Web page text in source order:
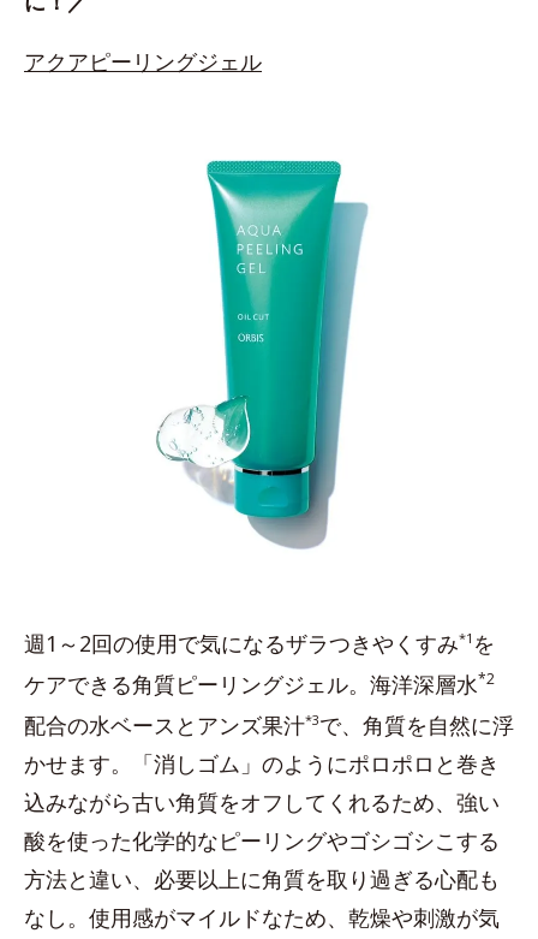
アクアピーリングジェル
週1～2回の使用で気になるザラつきやくすみ*1 を
ケアできる角質ピーリングジェル。海洋深層水*2
配合の水ベースとアンズ果汁*3で、角質を自然に浮
かせます。「消しゴム」のようにポロポロと巻き
込みながら古い角質をオフしてくれるため、強い
酸を使った化学的なピーリングやゴシゴシこする
方法と違い、必要以上に角質を取り過ぎる心配も
なし。使用感がマイルドなため、乾燥や刺激が気